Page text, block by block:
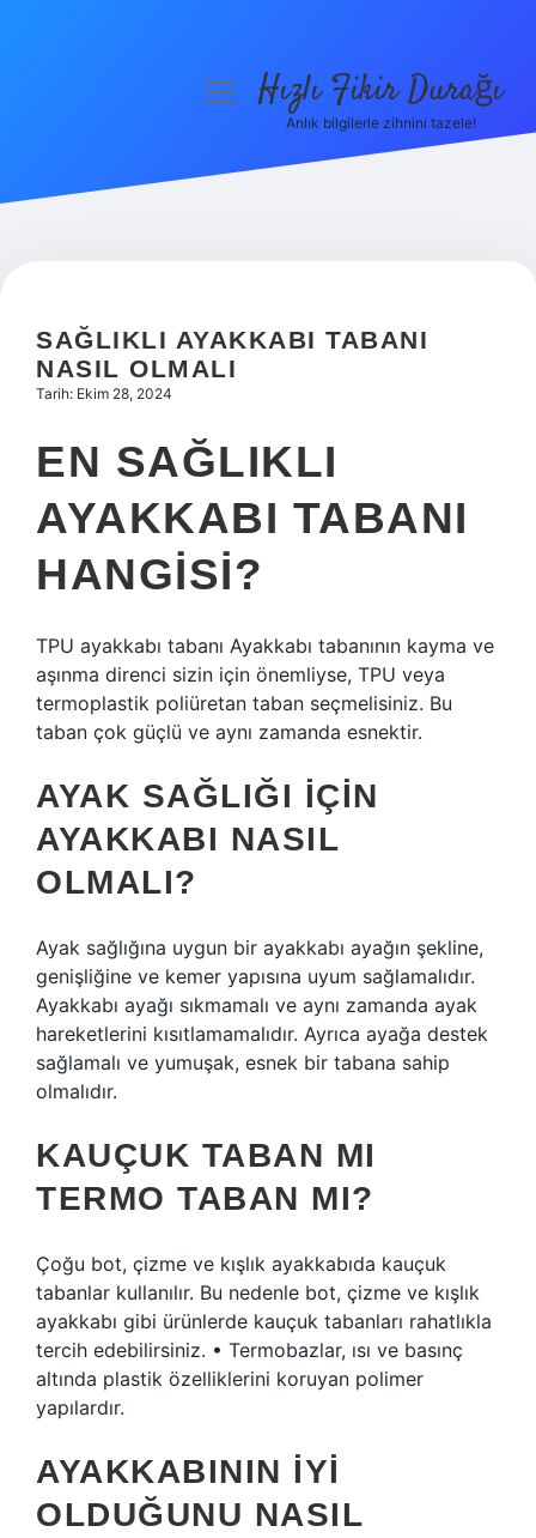
Hakkımızda
menüyüHızlı Fikir Durağı
Anlık bilgilerle zihnini tazele!
SAĞLIKLI AYAKKABI TABANI
NASIL OLMALI
Tarih: Ekim 28, 2024
EN SAĞLIKLI
AYAKKABI TABANI
HANGISI?
TPU ayakkabı tabanı Ayakkabı tabanının kayma ve
aşınma direnci sizin için önemliyse, TPU veya
termoplastik poliüretan taban seçmelisiniz. Bu
taban çok güçlü ve aynı zamanda esnektir.
AYAK SAĞLIĞI IÇIN
AYAKKABI NASIL
OLMALI?
Ayak sağlığına uygun bir ayakkabı ayağın şekline,
genişliğine ve kemer yapısına uyum sağlamalıdır.
Ayakkabı ayağı sıkmamalı ve aynı zamanda ayak
hareketlerini kısıtlamamalıdır. Ayrıca ayağa destek
sağlamalı ve yumuşak, esnek bir tabana sahip
olmalıdır.
KAUÇUK TABAN MI
TERMO TABAN MI?
Çoğu bot, çizme ve kışlık ayakkabıda kauçuk
tabanlar kullanılır. Bu nedenle bot, çizme ve kışlık
ayakkabı gibi ürünlerde kauçuk tabanları rahatlıkla
tercih edebilirsiniz. • Termobazlar, ısı ve basınç
altında plastik özelliklerini koruyan polimer
yapılardır.
AYAKKABININ IYI
OLDUĞUNU NASIL